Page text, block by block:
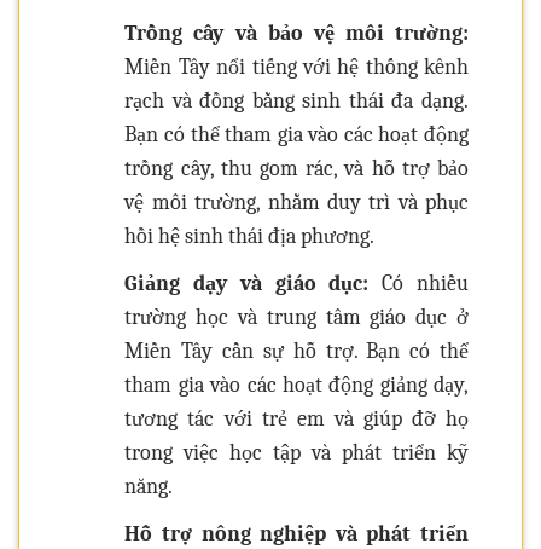
Trồng cây và bảo vệ môi trường:
Miền Tây nổi tiếng với hệ thống kênh
rạch và đồng bằng sinh thái đa dạng.
Bạn có thể tham gia vào các hoạt động
trồng cây, thu gom rác, và hỗ trợ bảo
vệ môi trường, nhằm duy trì và phục
hồi hệ sinh thái địa phương.
Giảng dạy và giáo dục: Có nhiều
trường học và trung tâm giáo dục ở
Miền Tây cần sự hỗ trợ. Bạn có thể
tham gia vào các hoạt động giảng dạy,
tương tác với trẻ em và giúp đỡ họ
trong việc học tập và phát triển kỹ
năng.
Hỗ trợ nông nghiệp và phát triển